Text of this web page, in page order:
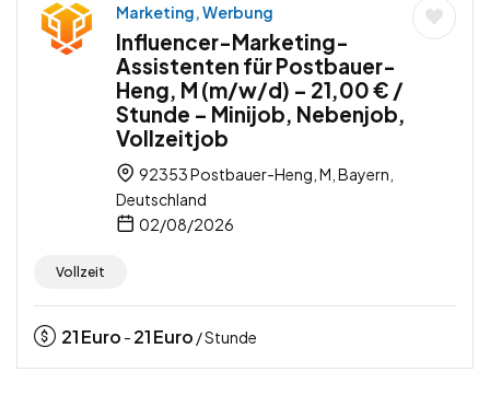
Marketing, Werbung
Influencer-Marketing-
Assistenten für Postbauer-
Heng, M (m/w/d) – 21,00 € /
Stunde – Minijob, Nebenjob,
Vollzeitjob
92353 Postbauer-Heng, M, Bayern,
Deutschland
02/08/2026
Vollzeit
21Euro - 21Euro / Stunde